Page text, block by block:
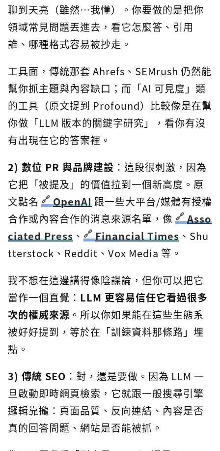
聊到天亮（雖然…我懂）。你要做的是把你
領域常見問題丟進去，看它怎麼答、引用
誰、哪種格式容易被抄走。
工具面，傳統那套 Ahrefs、SEMrush 仍然能
幫你抓主題與內容缺口；而「AI 可見度」類
的工具（原文提到 Profound）比較像是在幫
你做「LLM 版本的關鍵字研究」，看你有沒
有出現在它的答案裡。
2) 數位 PR 與品牌建設 ：這段很刺激，因為
它把「被提及」的價值拉到一個新高度。原
文點名
OpenAI跟一些大平台/媒體有授權
合作或內容合作的消息來源名單，像
Asso
ciated Press 、 Financial Times 、Shu
tterstock、Reddit、Vox Media 等。
我不想在這邊講得像陰謀論，但你可以把它
當作一個直覺： LLM 更容易信任它看過很多
次的權威來源 。所以你如果能在這些生態系
被好好提到，等於在「訓練資料那條路」埋
點。
3) 傳統 SEO ：對，還是要做。因為 LLM 一
旦啟動即時網頁檢索，它就跟一般搜尋引擎
邏輯靠攏：頁面品質、反向連結、內容是否
真的回答問題、網站是否能被抓。